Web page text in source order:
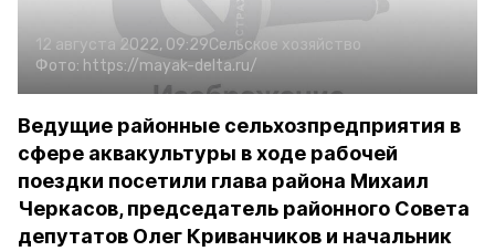
12 августа 2022, 09:29Сельское хозяйство
Фото: https://mayak-delta.ru/
Ведущие районные сельхозпредприятия в
сфере аквакультуры в ходе рабочей
поездки посетили глава района Михаил
Черкасов, председатель районного Совета
депутатов Олег Криванчиков и начальник